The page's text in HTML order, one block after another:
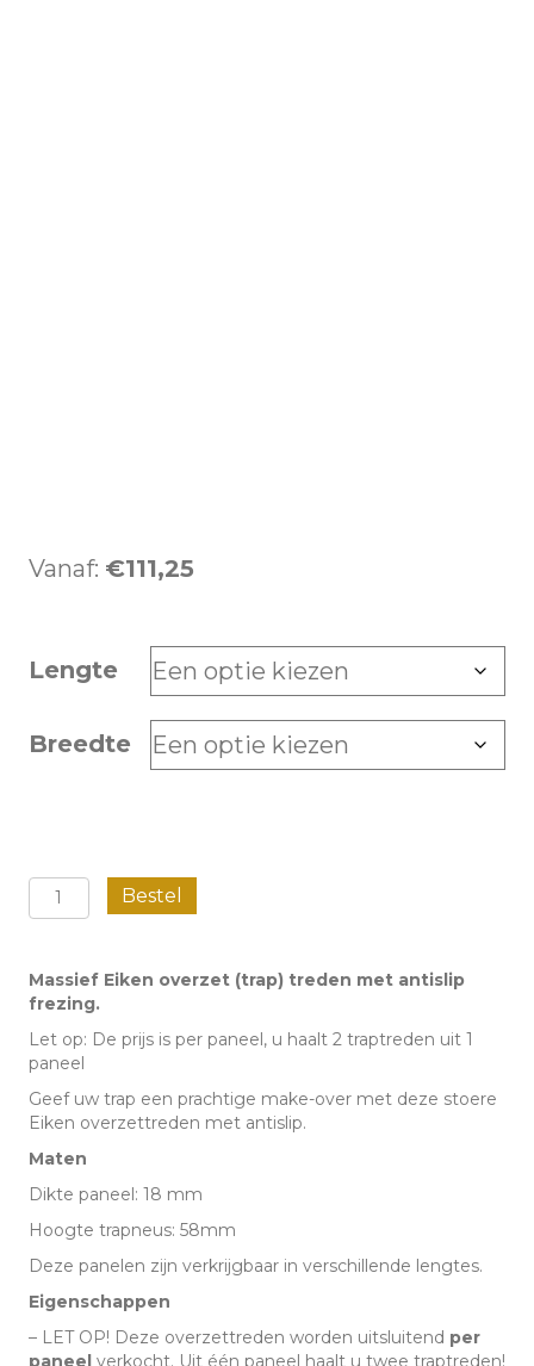
Vanaf: €111,25
Lengte
Breedte
Massief
Eiken
(trap)
treden
-
Antislip
aantal
Bestel
Massief Eiken overzet (trap) treden met antislip
frezing.
Let op: De prijs is per paneel, u haalt 2 traptreden uit 1
paneel
Geef uw trap een prachtige make-over met deze stoere
Eiken overzettreden met antislip.
Maten
Dikte paneel: 18 mm
Hoogte trapneus: 58mm
Deze panelen zijn verkrijgbaar in verschillende lengtes.
Eigenschappen
– LET OP! Deze overzettreden worden uitsluitend per
paneel verkocht. Uit één paneel haalt u twee traptreden!